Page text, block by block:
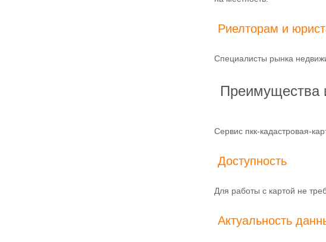
Риелторам и
Специалисты рынка
Преимущества
Сервис пкк-кадастровая-
Доступность
Для работы с картой не
Актуальность